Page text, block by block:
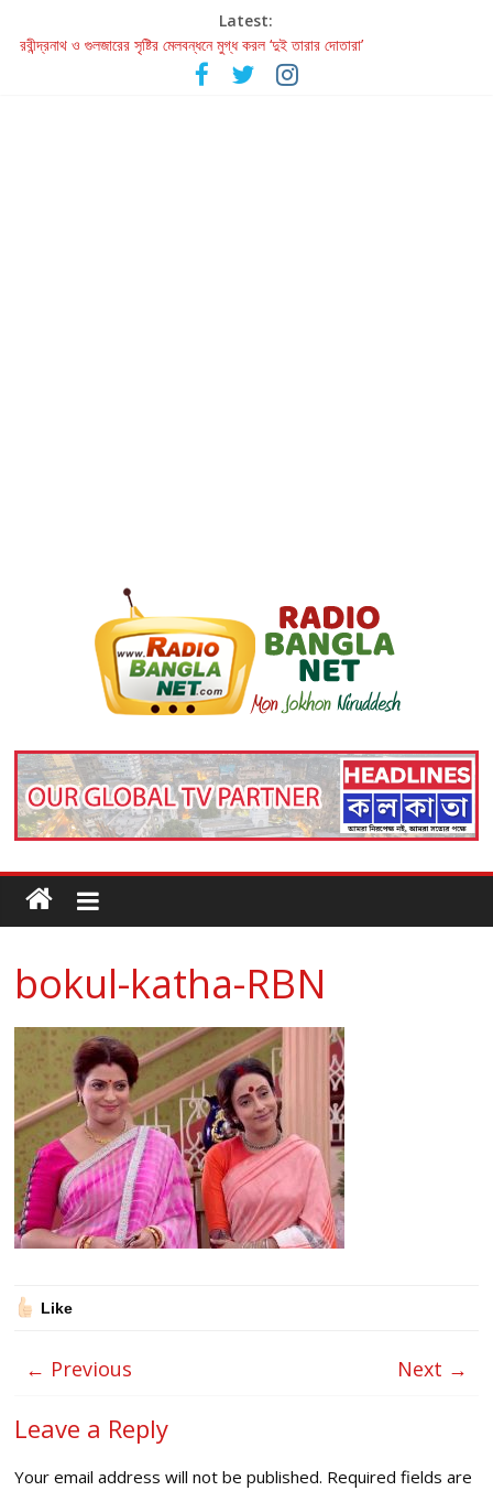
Latest:
রবীন্দ্রনাথ ও গুলজারের সৃষ্টির মেলবন্ধনে মুগ্ধ করল ‘দুই তারার দোতারা’
কলের গান থেকে রীলস্ — বাঙালির গান শোনার বিবর্তনের গল্প
জগন্নাথমঙ্গলম্ — বাংলায় প্রথমবার মঞ্চে এবার রথযাত্রার উদযাপন
bokul-katha-RBN
Like
← Previous Next →
Leave a Reply
Your email address will not be published. Required fields are